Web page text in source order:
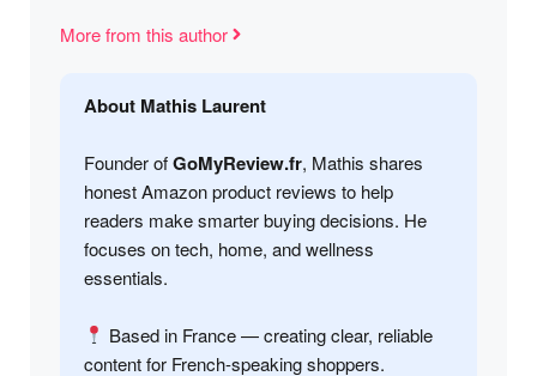
More from this author
About Mathis Laurent
Founder ofGoMyReview.fr, Mathis shares
honest Amazon product reviews to help
readers make smarter buying decisions. He
focuses on tech, home, and wellness
essentials.
Based in France — creating clear, reliable
content for French-speaking shoppers.